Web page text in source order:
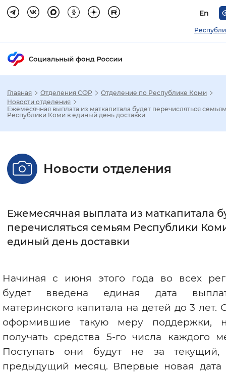
En
Стандартный Увеличенный
Без засечек С засечками
Интервал между буквами
Цвет сайта
Монохромный Инверсивный
Синий фон
Изображения
Главная Отделения СФР
Отделение по Республике Коми
Новости отделения
Ежемесячная выплата из маткапитала будет перечисляться
Республики Коми в единый день доставки
Новости отделения
Ежемесячная выплата из маткапитала
перечисляться семьям Республики
единый день доставки
Начиная с июня этого года во всех
будет введена единая дата
материнского капитала на детей до 3 лет.
оформившие такую меру поддержки,
получать средства 5-го числа каждого
Поступать они будут не за
предыдущий месяц. Впервые новая дата